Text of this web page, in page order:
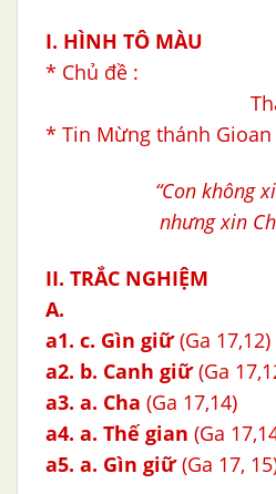
I. HÌNH TÔ MÀU
* Chủ đề :
* Tin Mừng thánh Gioan
“Con không
nhưng xin
II. TRẮC NGHIỆM
A.
a1. c. Gìn giữ(Ga 17,12)
a2. b. Canh giữ(Ga
a3. a. Cha (Ga 17,14)
a4. a. Thế gian (Ga
a5. a. Gìn giữ(Ga 17,